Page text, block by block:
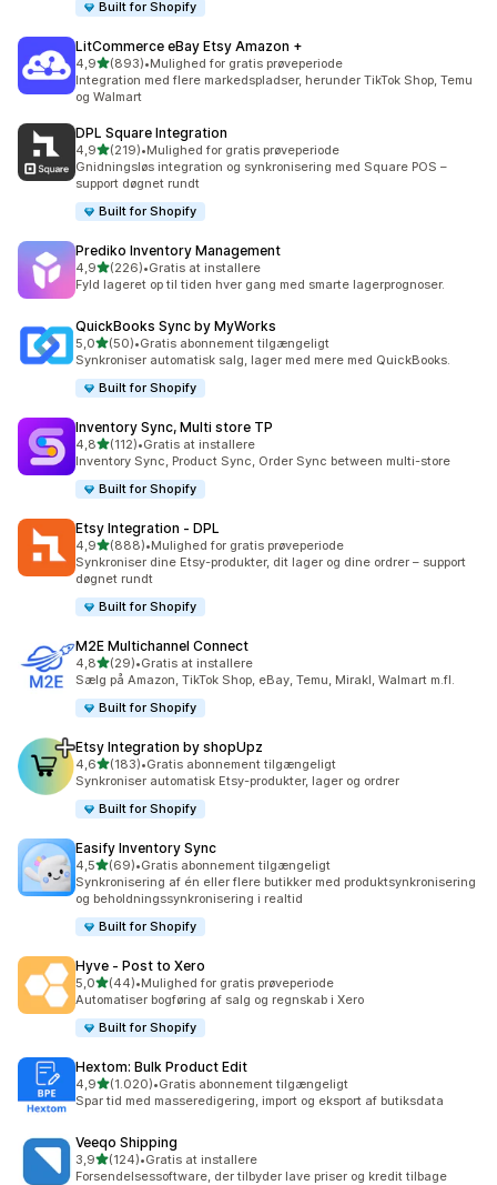
Built for Shopify
LitCommerce eBay Etsy Amazon +
4,9ud af 5 stjerner
(893)
893 anmeldelser i alt
•Mulighed for gratis prøveperiode
Integration med flere markedspladser, herunder TikTok Shop, Temu
og Walmart
DPL Square Integration
4,9ud af 5 stjerner
(219)
219 anmeldelser i alt
•Mulighed for gratis prøveperiode
Gnidningsløs integration og synkronisering med Square POS –
support døgnet rundt
Built for Shopify
Prediko Inventory Management
4,9ud af 5 stjerner
(226)
226 anmeldelser i alt
•Gratis at installere
Fyld lageret op til tiden hver gang med smarte lagerprognoser.
QuickBooks Sync by MyWorks
5,0ud af 5 stjerner
(50)
50 anmeldelser i alt
•Gratis abonnement tilgængeligt
Synkroniser automatisk salg, lager med mere med QuickBooks.
Built for Shopify
Inventory Sync, Multi store TP
4,8ud af 5 stjerner
(112)
112 anmeldelser i alt
•Gratis at installere
Inventory Sync, Product Sync, Order Sync between multi-store
Built for Shopify
Etsy Integration ‑ DPL
4,9ud af 5 stjerner
(888)
888 anmeldelser i alt
•Mulighed for gratis prøveperiode
Synkroniser dine Etsy-produkter, dit lager og dine ordrer – support
døgnet rundt
Built for Shopify
M2E Multichannel Connect
4,8ud af 5 stjerner
(29)
29 anmeldelser i alt
•Gratis at installere
Sælg på Amazon, TikTok Shop, eBay, Temu, Mirakl, Walmart m.fl.
Built for Shopify
Etsy Integration by shopUpz
4,6ud af 5 stjerner
(183)
183 anmeldelser i alt
•Gratis abonnement tilgængeligt
Synkroniser automatisk Etsy-produkter, lager og ordrer
Built for Shopify
Easify Inventory Sync
4,5ud af 5 stjerner
(69)
69 anmeldelser i alt
•Gratis abonnement tilgængeligt
Synkronisering af én eller flere butikker med produktsynkronisering
og beholdningssynkronisering i realtid
Built for Shopify
Hyve ‑ Post to Xero
5,0ud af 5 stjerner
(44)
44 anmeldelser i alt
•Mulighed for gratis prøveperiode
Automatiser bogføring af salg og regnskab i Xero
Built for Shopify
Hextom: Bulk Product Edit
4,9ud af 5 stjerner
(1.020)
1020 anmeldelser i alt
•Gratis abonnement tilgængeligt
Spar tid med masseredigering, import og eksport af butiksdata
Veeqo Shipping
3,9ud af 5 stjerner
(124)
124 anmeldelser i alt
•Gratis at installere
Forsendelsessoftware, der tilbyder lave priser og kredit tilbage